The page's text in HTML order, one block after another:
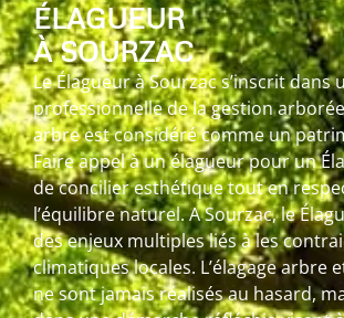
ÉLAGUEUR
À SOURZAC
Le Élagueur à Sourzac s’inscrit dans
professionnelle de la gestion
arbre est considéré comme un
Faire appel à un élagueur pour un
de concilier esthétique tout en
l’équilibre naturel. A Sourzac, le
des enjeux multiples liés à les
climatiques locales. L’élagage arbre
ne sont jamais réalisés au hasard,